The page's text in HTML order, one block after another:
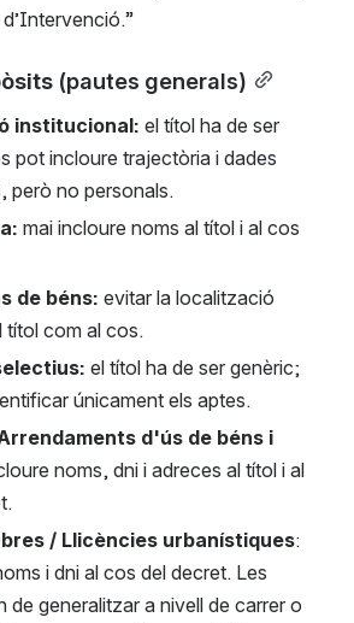
(pautes generals)
institucional: el títol ha de ser
pot incloure trajectòria i dades
però no personals.
mai incloure noms al títol i al cos
de béns: evitar la localització
títol com al cos.
el títol ha de ser genèric;
únicament els aptes.
d'ús de béns i
noms, dni i adreces al títol i al
/ Llicències urbanístiques:
i dni al cos del decret. Les
de generalitzar a nivell de carrer o